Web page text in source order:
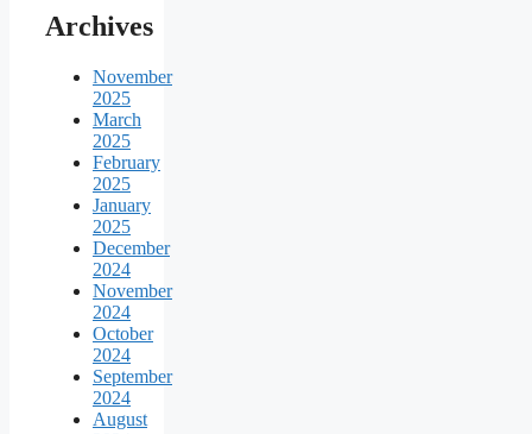
Archives
November
2025
March
2025
February
2025
January
2025
December
2024
November
2024
October
2024
September
2024
August